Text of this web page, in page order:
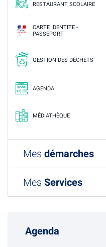
RESTAURANT SCOLAIRE
CARTE IDENTITE -
PASSEPORT
GESTION DES DÉCHETS
AGENDA
MÉDIATHÈQUE
Mes démarches
Mes Services
Agenda